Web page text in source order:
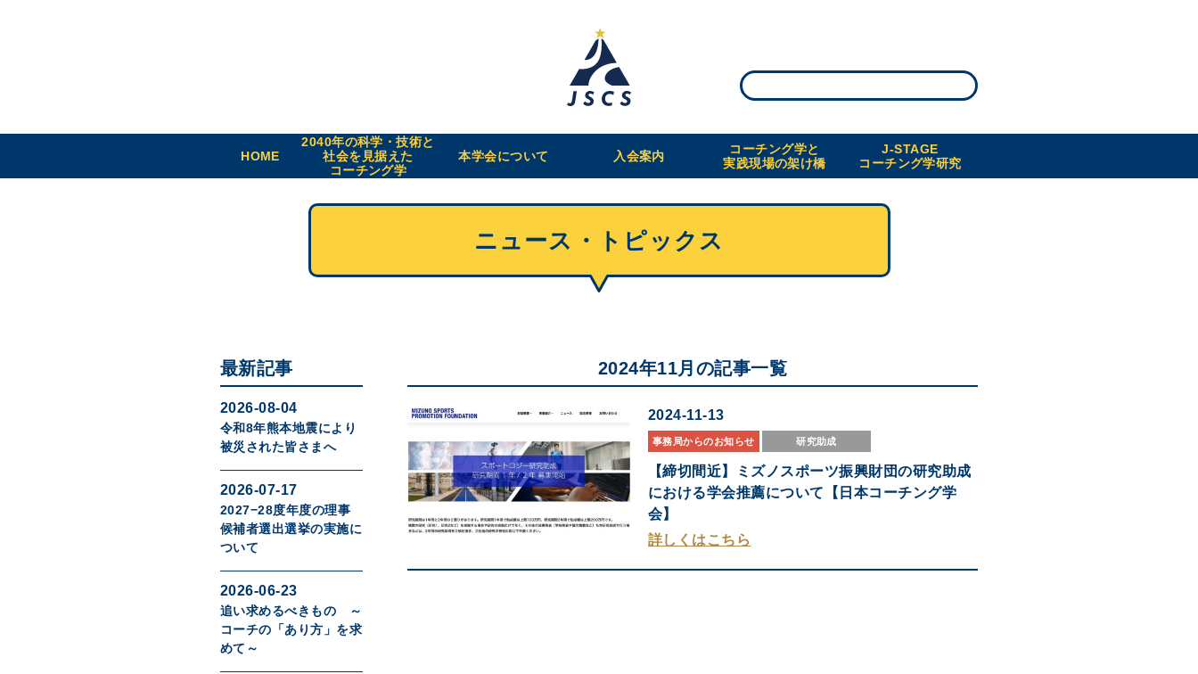
HOME
2040年の科学・技術と
社会を見据えた
コーチング学
本学会について 入会案内
コーチング学と
実践現場の架け橋
J-STAGE
コーチング学研究
ニュース・トピックス
2024年11月の記事一覧
2024-11-13
事務局からのお知らせ 研究助成
【締切間近】ミズノスポーツ振興財団の研究助成
における学会推薦について【日本コーチング学
会】
詳しくはこちら
最新記事
2026-08-04
令和8年熊本地震により
被災された皆さまへ
2026-07-17
2027−28度年度の理事
候補者選出選挙の実施に
ついて
2026-06-23
追い求めるべきもの ～
コーチの「あり方」を求
めて～